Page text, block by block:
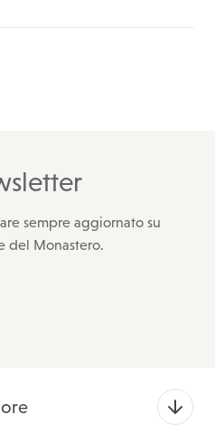
sempre aggiornato su
del Monastero.